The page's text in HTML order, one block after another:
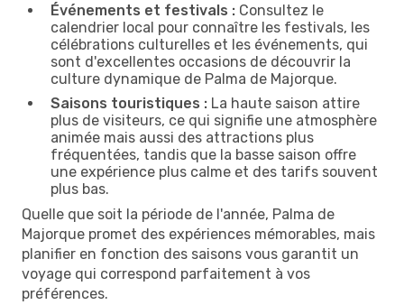
Événements et festivals : Consultez le
calendrier local pour connaître les festivals, les
célébrations culturelles et les événements, qui
sont d'excellentes occasions de découvrir la
culture dynamique de Palma de Majorque.
Saisons touristiques : La haute saison attire
plus de visiteurs, ce qui signifie une atmosphère
animée mais aussi des attractions plus
fréquentées, tandis que la basse saison offre
une expérience plus calme et des tarifs souvent
plus bas.
Quelle que soit la période de l'année, Palma de
Majorque promet des expériences mémorables, mais
planifier en fonction des saisons vous garantit un
voyage qui correspond parfaitement à vos
préférences.